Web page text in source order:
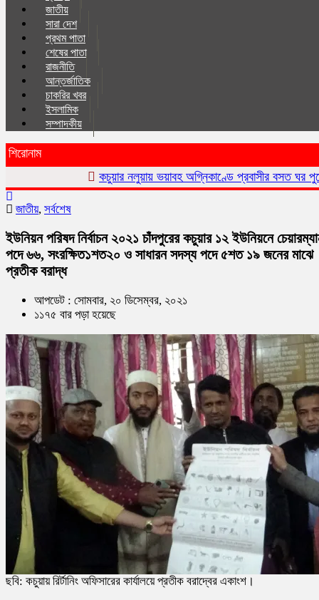
জাতীয়
সারা দেশ
প্রথম পাতা
শেষের পাতা
রাজনীতি
আন্তর্জাতিক
চাকরির খবর
ইসলা‌মিক
সম্পাদকীয়
শিরোনাম
কচুয়ার নলুয়ায় ভয়াবহ অগ্নিকাণ্ডে প্রবাসীর বসত ঘর পুড়ে ছাই,ক্ষয়ক্ষতি
জাতীয়, সর্বশেষ
ইউনিয়ন পরিষদ নির্বাচন ২০২১ চাঁদপুরের কচুয়ার ১২ ইউনিয়নে
পদে ৬৬, সংরক্ষিত১শত২০ ও সাধারন সদস্য পদে ৫শত ১৯ জনের মাঝে
প্রতীক বরাদ্ধ
আপডেট : সোমবার, ২০ ডিসেম্বর, ২০২১
১১৭৫ বার পড়া হয়েছে
ছবি: কচুয়ায় রির্টানিং অফিসারের কার্যালয়ে প্রতীক বরাদ্বের একাংশ।